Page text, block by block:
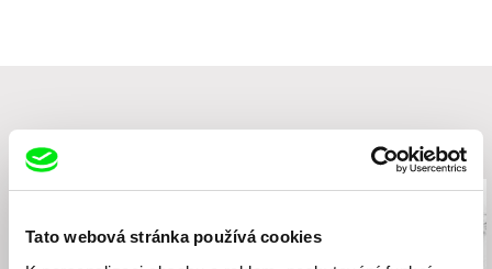
Tato webová stránka používá cookies
Související filmy (20)